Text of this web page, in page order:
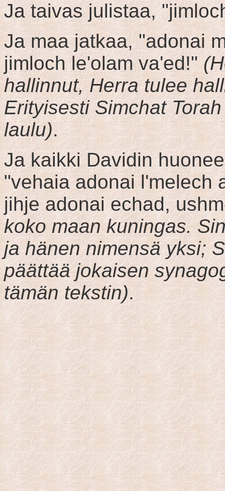
Ja taivas julistaa,
Ja maa jatkaa, "adonai
jimloch le'olam va'ed!"
hallinnut, Herra tulee
Erityisesti Simchat
laulu).
Ja kaikki Davidin
"vehaia adonai l'melech
jihje adonai echad,
koko maan kuningas.
ja hänen nimensä yksi;
päättää jokaisen
tämän tekstin).